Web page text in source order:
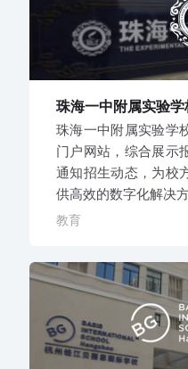
珠海一中附属实验学
珠海一中附属实验学
门户网站，综合展示
通知招生动态，为校
供高效的数字化解决方
教育